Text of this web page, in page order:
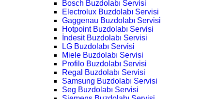
Bosch Buzdolabı Servisi
Electrolux Buzdolabı Servisi
Gaggenau Buzdolabı Servisi
Hotpoint Buzdolabı Servisi
İndesit Buzdolabı Servisi
LG Buzdolabı Servisi
Miele Buzdolabı Servisi
Profilo Buzdolabı Servisi
Regal Buzdolabı Servisi
Samsung Buzdolabı Servisi
Seg Buzdolabı Servisi